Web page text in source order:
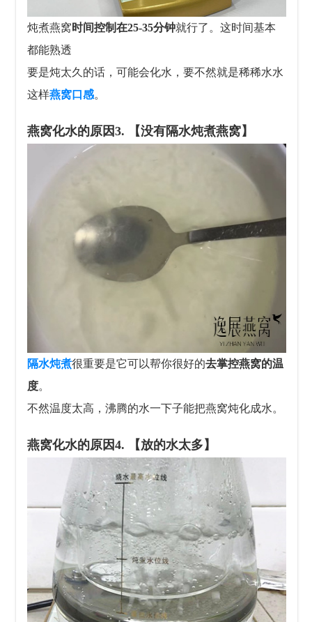
炖煮燕窝 时间控制在25-35分钟就行了。这时间基本
都能熟透
要是炖太久的话，可能会化水，要不然就是稀稀水水
这样燕窝口感。
燕窝化水的原因3. 【没有隔水炖煮燕窝】
隔水炖煮很重要是它可以帮你很好的去掌控燕窝的温
度。
不然温度太高，沸腾的水一下子能把燕窝炖化成水。
燕窝化水的原因4. 【放的水太多】